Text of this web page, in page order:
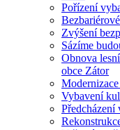
Pořízení
Zvýšení
Sázíme
Obnova
obce Zátor
Vybavení